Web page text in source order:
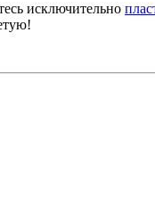
исключительно